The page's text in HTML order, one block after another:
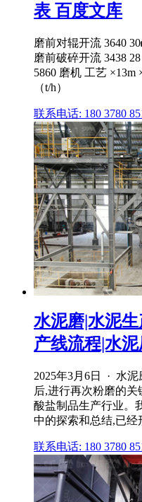
表 百度文库
磨前对辊开流 3640
磨前破碎开流 3438
5860 磨机 工艺 ×13m
（t/h）
联系电话: 180 3780
水泥磨|水泥
产线流程|水
2025年3月6日 · 水
后,进行再次粉磨的
酸盐制品生产行业。
中的探索和总结,已经
联系电话: 180 3780